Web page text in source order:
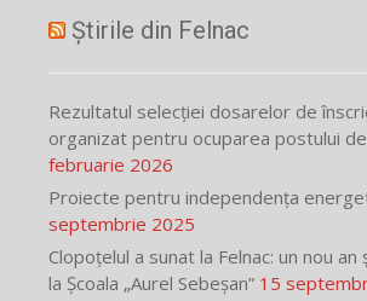
Știrile din Felnac
Rezultatul selecției dosarelor de
organizat pentru ocuparea postului
februarie 2026
Proiecte pentru independența
septembrie 2025
Clopoțelul a sunat la Felnac: un nou
la Școala „Aurel Sebeșan” 15